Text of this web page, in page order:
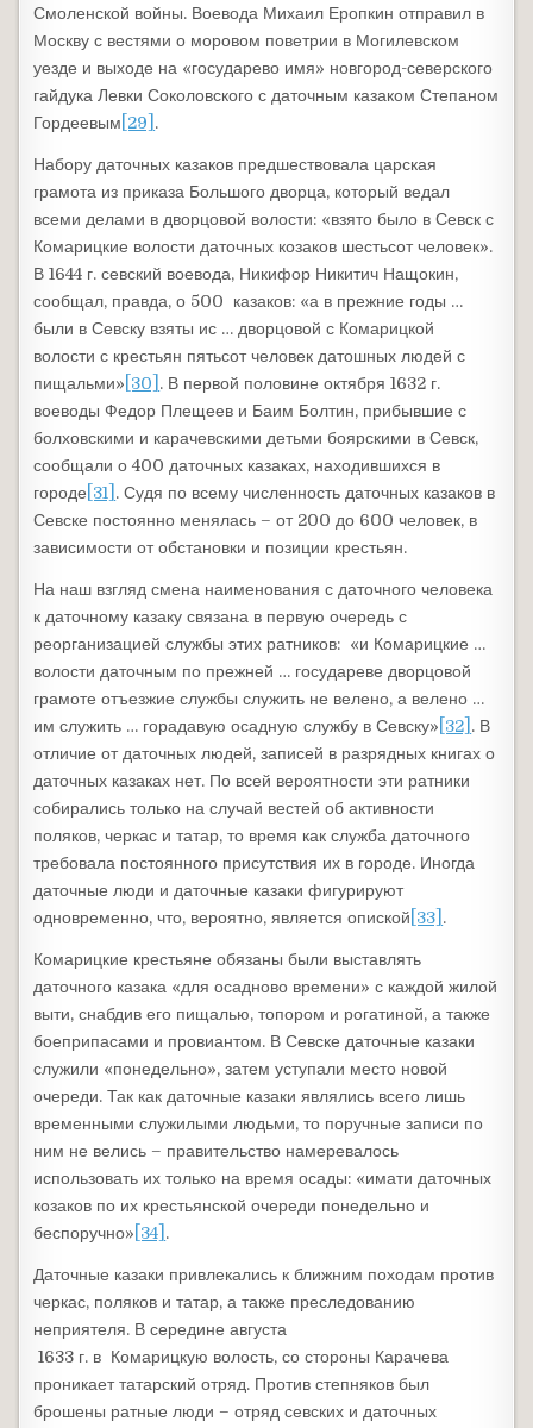
Смоленской войны. Воевода Михаил Еропкин отправил в
Москву с вестями о моровом поветрии в Могилевском
уезде и выходе на «государево имя» новгород-северского
гайдука Левки Соколовского с даточным казаком Степаном
Гордеевым [29] .
Набору даточных казаков предшествовала царская
грамота из приказа Большого дворца, который ведал
всеми делами в дворцовой волости: «взято было в Севск с
Комарицкие волости даточных козаков шестьсот человек».
В 1644 г. севский воевода, Никифор Никитич Нащокин,
сообщал, правда, о 500 казаков: «а в прежние годы …
были в Севску взяты ис … дворцовой с Комарицкой
волости с крестьян пятьсот человек датошных людей с
пищальми» [30] . В первой половине октября 1632 г.
воеводы Федор Плещеев и Баим Болтин, прибывшие с
болховскими и карачевскими детьми боярскими в Севск,
сообщали о 400 даточных казаках, находившихся в
городе [31] . Судя по всему численность даточных казаков в
Севске постоянно менялась – от 200 до 600 человек, в
зависимости от обстановки и позиции крестьян.
На наш взгляд смена наименования с даточного человека
к даточному казаку связана в первую очередь с
реорганизацией службы этих ратников: «и Комарицкие …
волости даточным по прежней … государеве дворцовой
грамоте отъезжие службы служить не велено, а велено …
им служить … горадавую осадную службу в Севску» [32] . В
отличие от даточных людей, записей в разрядных книгах о
даточных казаках нет. По всей вероятности эти ратники
собирались только на случай вестей об активности
поляков, черкас и татар, то время как служба даточного
требовала постоянного присутствия их в городе. Иногда
даточные люди и даточные казаки фигурируют
одновременно, что, вероятно, является опиской [33] .
Комарицкие крестьяне обязаны были выставлять
даточного казака «для осадново времени» с каждой жилой
выти, снабдив его пищалью, топором и рогатиной, а также
боеприпасами и провиантом. В Севске даточные казаки
служили «понедельно», затем уступали место новой
очереди. Так как даточные казаки являлись всего лишь
временными служилыми людьми, то поручные записи по
ним не велись – правительство намеревалось
использовать их только на время осады: «имати даточных
козаков по их крестьянской очереди понедельно и
беспоручно» [34] .
Даточные казаки привлекались к ближним походам против
черкас, поляков и татар, а также преследованию
неприятеля. В середине августа
1633 г. в Комарицкую волость, со стороны Карачева
проникает татарский отряд. Против степняков был
брошены ратные люди – отряд севских и даточных